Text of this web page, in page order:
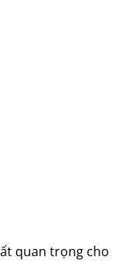
quan trọng cho